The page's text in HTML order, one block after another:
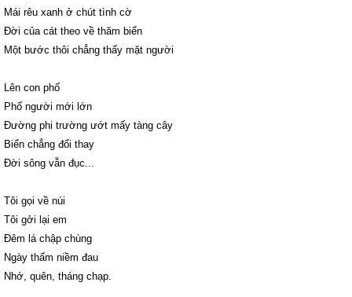
Mái rêu xanh ở chút tình cờ
Đời của cát theo về thăm biển
Một bước thôi chẳng thấy mặt người
Lên con phố
Phố người mới lớn
Đường phi trường ướt mấy tàng cây
Biển chẳng đổi thay
Đời sông vẫn đục...
Tôi gọi về núi
Tôi gởi lại em
Đêm lá chập chùng
Ngày thấm niềm đau
Nhớ, quên, tháng chạp.